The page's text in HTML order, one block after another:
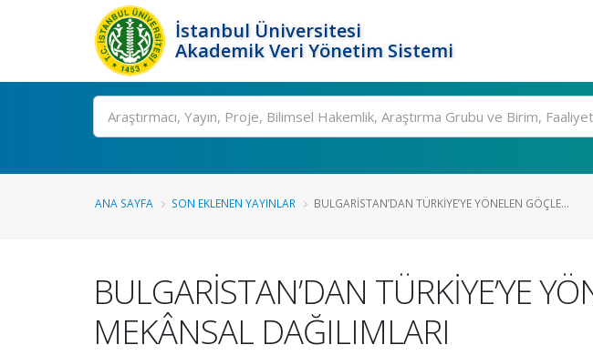
İstanbul Üniversitesi
Akademik Veri Yönetim Sistemi
Ara
ANA SAYFA SON EKLENEN YAYINLAR BULGARİSTAN’DAN TÜRKİYE’YE YÖNELEN GÖÇLE...
BULGARİSTAN’DAN TÜRKİYE’YE
MEKÂNSAL DAĞILIMLARI